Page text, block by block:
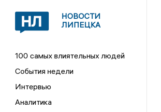
НОВОСТИ
ЛИПЕЦКА
100 самых влиятельных людей
События недели
Интервью
Аналитика